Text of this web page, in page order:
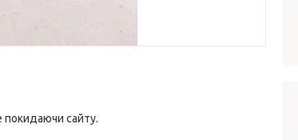
покидаючи сайту.